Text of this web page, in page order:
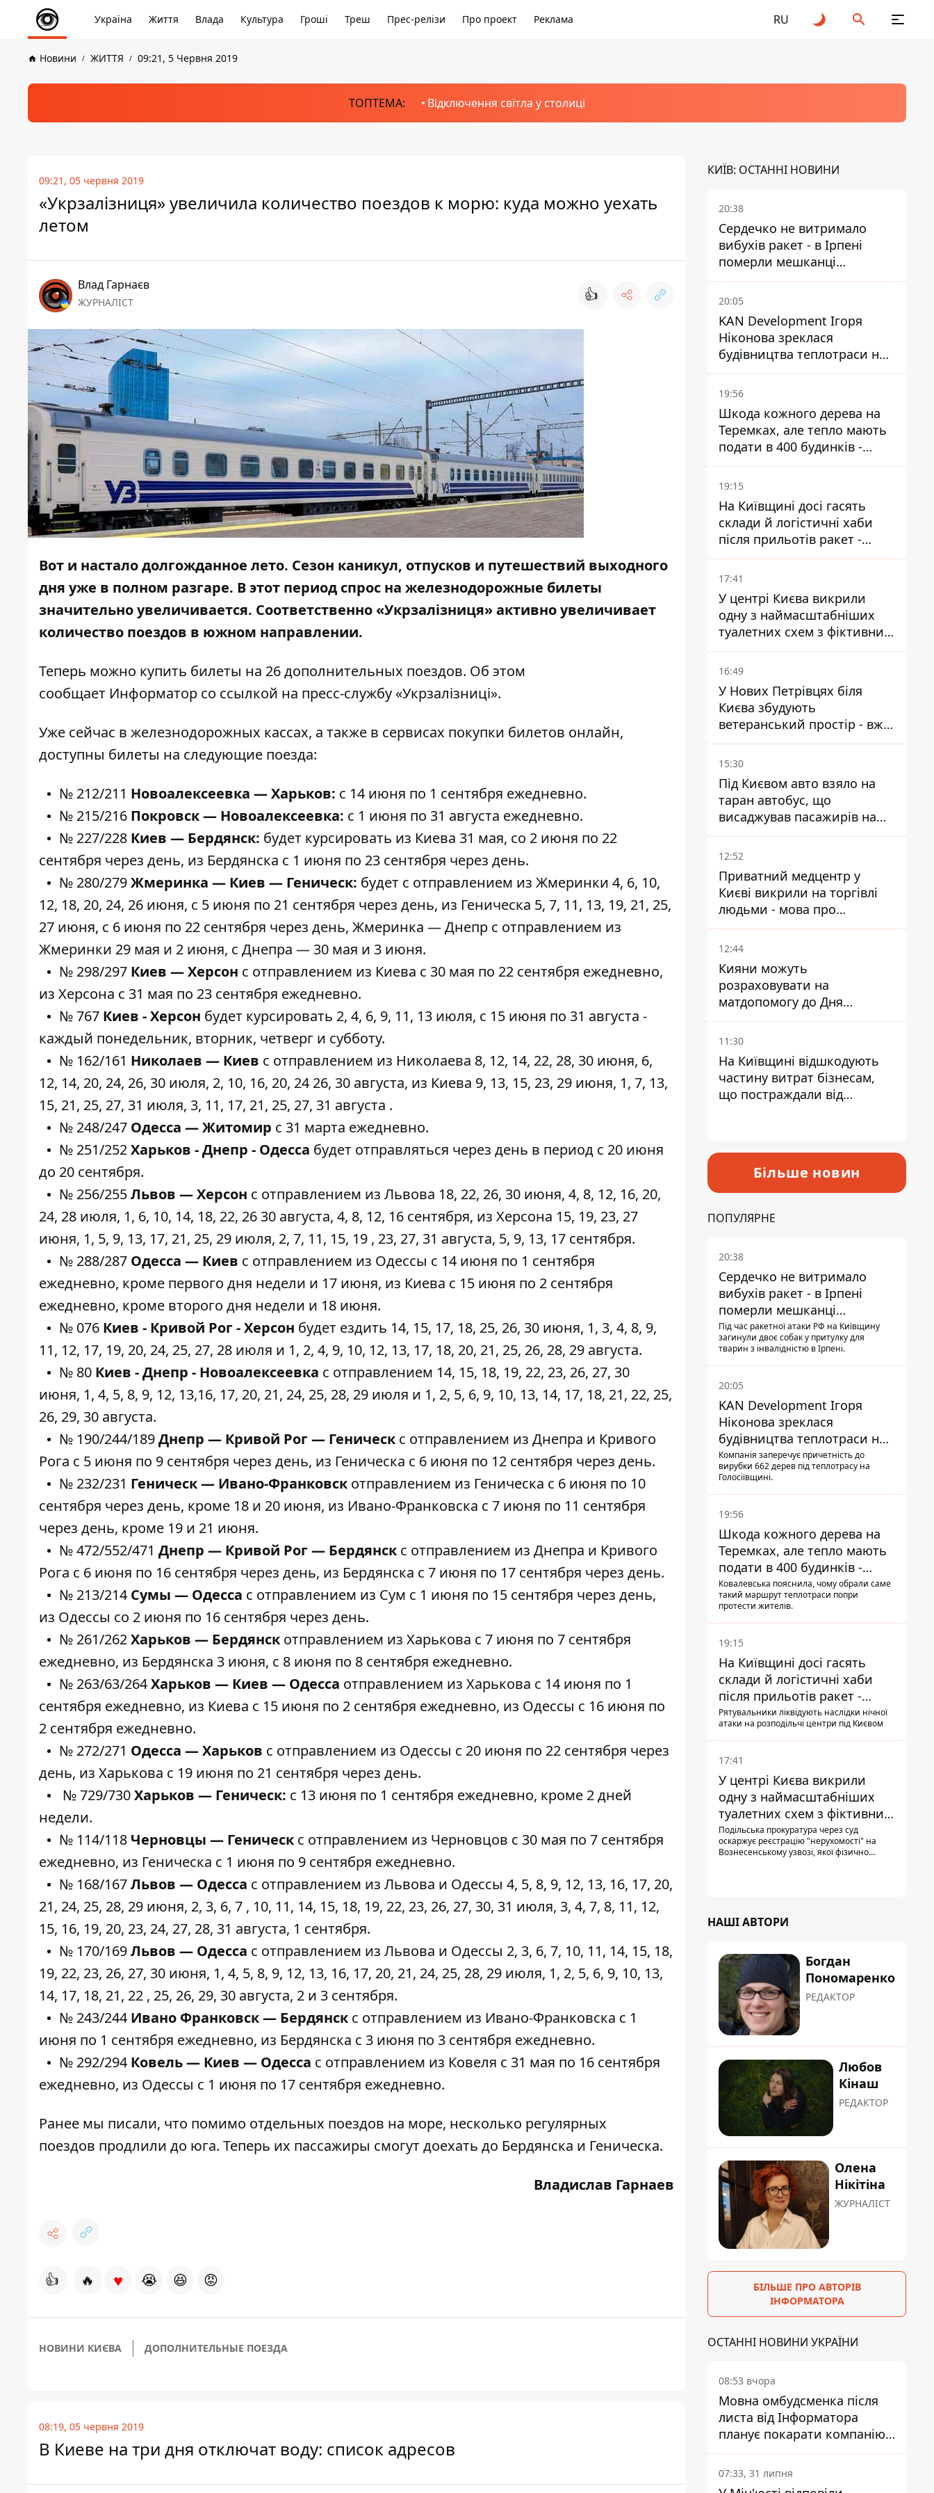
Україна Життя Влада Культура Гроші Треш Прес-релізи Про проект Реклама RU
Новини ЖИТТЯ 09:21, 5 Червня 2019
ТОПТЕМА: Відключення світла у столиці
09:21, 05 червня 2019
«Укрзалізниця» увеличила количество поездов к морю: куда можно уехать
летом
Влад Гарнаєв
ЖУРНАЛІСТ 👍
Вот и настало долгожданное лето. Сезон каникул, отпусков и путешествий выходного
дня уже в полном разгаре. В этот период спрос на железнодорожные билеты
значительно увеличивается. Соответственно «Укрзалізниця» активно увеличивает
количество поездов в южном направлении.
Теперь можно купить билеты на 26 дополнительных поездов. Об этом
сообщает Информатор со ссылкой на пресс-службу «Укрзалізниці».
Уже сейчас в железнодорожных кассах, а также в сервисах покупки билетов онлайн,
доступны билеты на следующие поезда:
№ 212/211 Новоалексеевка — Харьков: с 14 июня по 1 сентября ежедневно.
№ 215/216 Покровск — Новоалексеевка: с 1 июня по 31 августа ежедневно.
№ 227/228 Киев — Бердянск: будет курсировать из Киева 31 мая, со 2 июня по 22
сентября через день, из Бердянска с 1 июня по 23 сентября через день.
№ 280/279Жмеринка — Киев — Геническ: будет с отправлением из Жмеринки 4, 6, 10,
12, 18, 20, 24, 26 июня, с 5 июня по 21 сентября через день, из Геническа 5, 7, 11, 13, 19, 21, 25,
27 июня, с 6 июня по 22 сентября через день, Жмеринка — Днепр с отправлением из
Жмеринки 29 мая и 2 июня, с Днепра — 30 мая и 3 июня.
№ 298/297 Киев — Херсон с отправлением из Киева с 30 мая по 22 сентября ежедневно,
из Херсона с 31 мая по 23 сентября ежедневно.
№ 767 Киев - Херсон будет курсировать 2, 4, 6, 9, 11, 13 июля, с 15 июня по 31 августа -
каждый понедельник, вторник, четверг и субботу.
№ 162/161 Николаев — Киев с отправлением из Николаева 8, 12, 14, 22, 28, 30 июня, 6,
12, 14, 20, 24, 26, 30 июля, 2, 10, 16, 20, 24 26, 30 августа, из Киева 9, 13, 15, 23, 29 июня, 1, 7, 13,
15, 21, 25, 27, 31 июля, 3, 11, 17, 21, 25, 27, 31 августа .
№ 248/247 Одесса — Житомир с 31 марта ежедневно.
№ 251/252Харьков - Днепр - Одесса будет отправляться через день в период с 20 июня
до 20 сентября.
№ 256/255Львов — Херсон с отправлением из Львова 18, 22, 26, 30 июня, 4, 8, 12, 16, 20,
24, 28 июля, 1, 6, 10, 14, 18, 22, 26 30 августа, 4, 8, 12, 16 сентября, из Херсона 15, 19, 23, 27
июня, 1, 5, 9, 13, 17, 21, 25, 29 июля, 2, 7, 11, 15, 19 , 23, 27, 31 августа, 5, 9, 13, 17 сентября.
№ 288/287 Одесса — Киев с отправлением из Одессы с 14 июня по 1 сентября
ежедневно, кроме первого дня недели и 17 июня, из Киева с 15 июня по 2 сентября
ежедневно, кроме второго дня недели и 18 июня.
№ 076 Киев - Кривой Рог - Херсон будет ездить 14, 15, 17, 18, 25, 26, 30 июня, 1, 3, 4, 8, 9,
11, 12, 17, 19, 20, 24, 25, 27, 28 июля и 1, 2, 4, 9, 10, 12, 13, 17, 18, 20, 21, 25, 26, 28, 29 августа.
№ 80 Киев - Днепр - Новоалексеевка с отправлением 14, 15, 18, 19, 22, 23, 26, 27, 30
июня, 1, 4, 5, 8, 9, 12, 13,16, 17, 20, 21, 24, 25, 28, 29 июля и 1, 2, 5, 6, 9, 10, 13, 14, 17, 18, 21, 22, 25,
26, 29, 30 августа.
№ 190/244/189Днепр — Кривой Рог — Геническ с отправлением из Днепра и Кривого
Рога с 5 июня по 9 сентября через день, из Геническа с 6 июня по 12 сентября через день.
№ 232/231 Геническ — Ивано-Франковск отправлением из Геническа с 6 июня по 10
сентября через день, кроме 18 и 20 июня, из Ивано-Франковска с 7 июня по 11 сентября
через день, кроме 19 и 21 июня.
№ 472/552/471 Днепр — Кривой Рог — Бердянск с отправлением из Днепра и Кривого
Рога с 6 июня по 16 сентября через день, из Бердянска с 7 июня по 17 сентября через день.
№ 213/214 Сумы — Одесса с отправлением из Сум с 1 июня по 15 сентября через день,
из Одессы со 2 июня по 16 сентября через день.
№ 261/262Харьков — Бердянск отправлением из Харькова с 7 июня по 7 сентября
ежедневно, из Бердянска 3 июня, с 8 июня по 8 сентября ежедневно.
№ 263/63/264Харьков — Киев — Одесса отправлением из Харькова с 14 июня по 1
сентября ежедневно, из Киева с 15 июня по 2 сентября ежедневно, из Одессы с 16 июня по
2 сентября ежедневно.
№ 272/271 Одесса — Харьков с отправлением из Одессы с 20 июня по 22 сентября через
день, из Харькова с 19 июня по 21 сентября через день.
№ 729/730Харьков — Геническ: с 13 июня по 1 сентября ежедневно, кроме 2 дней
недели.
№ 114/118 Черновцы — Геническ с отправлением из Черновцов с 30 мая по 7 сентября
ежедневно, из Геническа с 1 июня по 9 сентября ежедневно.
№ 168/167Львов — Одесса с отправлением из Львова и Одессы 4, 5, 8, 9, 12, 13, 16, 17, 20,
21, 24, 25, 28, 29 июня, 2, 3, 6, 7 , 10, 11, 14, 15, 18, 19, 22, 23, 26, 27, 30, 31 июля, 3, 4, 7, 8, 11, 12,
15, 16, 19, 20, 23, 24, 27, 28, 31 августа, 1 сентября.
№ 170/169Львов — Одесса с отправлением из Львова и Одессы 2, 3, 6, 7, 10, 11, 14, 15, 18,
19, 22, 23, 26, 27, 30 июня, 1, 4, 5, 8, 9, 12, 13, 16, 17, 20, 21, 24, 25, 28, 29 июля, 1, 2, 5, 6, 9, 10, 13,
14, 17, 18, 21, 22 , 25, 26, 29, 30 августа, 2 и 3 сентября.
№ 243/244 Ивано Франковск — Бердянск с отправлением из Ивано-Франковска с 1
июня по 1 сентября ежедневно, из Бердянска с 3 июня по 3 сентября ежедневно.
№ 292/294 Ковель — Киев — Одесса с отправлением из Ковеля с 31 мая по 16 сентября
ежедневно, из Одессы с 1 июня по 17 сентября ежедневно.
Ранее мы писали, что помимо отдельных поездов на море, несколько регулярных
поездов продлили до юга. Теперь их пассажиры смогут доехать до Бердянска и Геническа.
Владислав Гарнаев
👍 🔥 ♥ 😭 😆 😡
НОВИНИ КИЄВА ДОПОЛНИТЕЛЬНЫЕ ПОЕЗДА
08:19, 05 червня 2019
В Киеве на три дня отключат воду: список адресов
КИЇВ: ОСТАННІ НОВИНИ
20:38
Сердечко не витримало
вибухів ракет - в Ірпені
померли мешканці
притулку для собак з
інвалідністю
20:05
KAN Development Ігоря
Ніконова зреклася
будівництва теплотраси на
Теремках
19:56
Шкода кожного дерева на
Теремках, але тепло мають
подати в 400 будинків -
депутатка Київради
19:15
На Київщині досі гасять
склади й логістичні хаби
після прильотів ракет -
ДСНС
17:41
У центрі Києва викрили
одну з наймасштабніших
туалетних схем з фіктивним
будинком
16:49
У Нових Петрівцях біля
Києва збудують
ветеранський простір - вже
знайшли проєктанта
15:30
Під Києвом авто взяло на
таран автобус, що
висаджував пасажирів на
зупинці - пасажирка в
лікарні
12:52
Приватний медцентр у
Києві викрили на торгівлі
людьми - мова про
сурогатне материнство
12:44
Кияни можуть
розраховувати на
матдопомогу до Дня
незалежності - кому її
дадуть
11:30
На Київщині відшкодують
частину витрат бізнесам,
що постраждали від
Більше новин
ПОПУЛЯРНЕ
20:38
Сердечко не витримало
вибухів ракет - в Ірпені
померли мешканці
притулку для собак з
інвалідністю
Під час ракетної атаки РФ на Київщину
загинули двоє собак у притулку для
тварин з інвалідністю в Ірпені.
20:05
KAN Development Ігоря
Ніконова зреклася
будівництва теплотраси на
Теремках
Компанія заперечує причетність до
вирубки 662 дерев під теплотрасу на
Голосіївщині.
19:56
Шкода кожного дерева на
Теремках, але тепло мають
подати в 400 будинків -
депутатка Київради
Ковалевська пояснила, чому обрали саме
такий маршрут теплотраси попри
протести жителів.
19:15
На Київщині досі гасять
склади й логістичні хаби
після прильотів ракет -
ДСНС
Рятувальники ліквідують наслідки нічної
атаки на розподільчі центри під Києвом
17:41
У центрі Києва викрили
одну з наймасштабніших
туалетних схем з фіктивним
будинком
Подільська прокуратура через суд
оскаржує реєстрацію "нерухомості" на
Вознесенському узвозі, якої фізично
НАШІ АВТОРИ
Богдан
Пономаренко
РЕДАКТОР
Любов
Кінаш
РЕДАКТОР
Олена
Нікітіна
ЖУРНАЛІСТ
БІЛЬШЕ ПРО АВТОРІВ
ІНФОРМАТОРА
ОСТАННІ НОВИНИ УКРАЇНИ
08:53 вчора
Мовна омбудсменка після
листа від Інформатора
планує покарати компанію-
підрядника ПриватБанку
07:33, 31 липня